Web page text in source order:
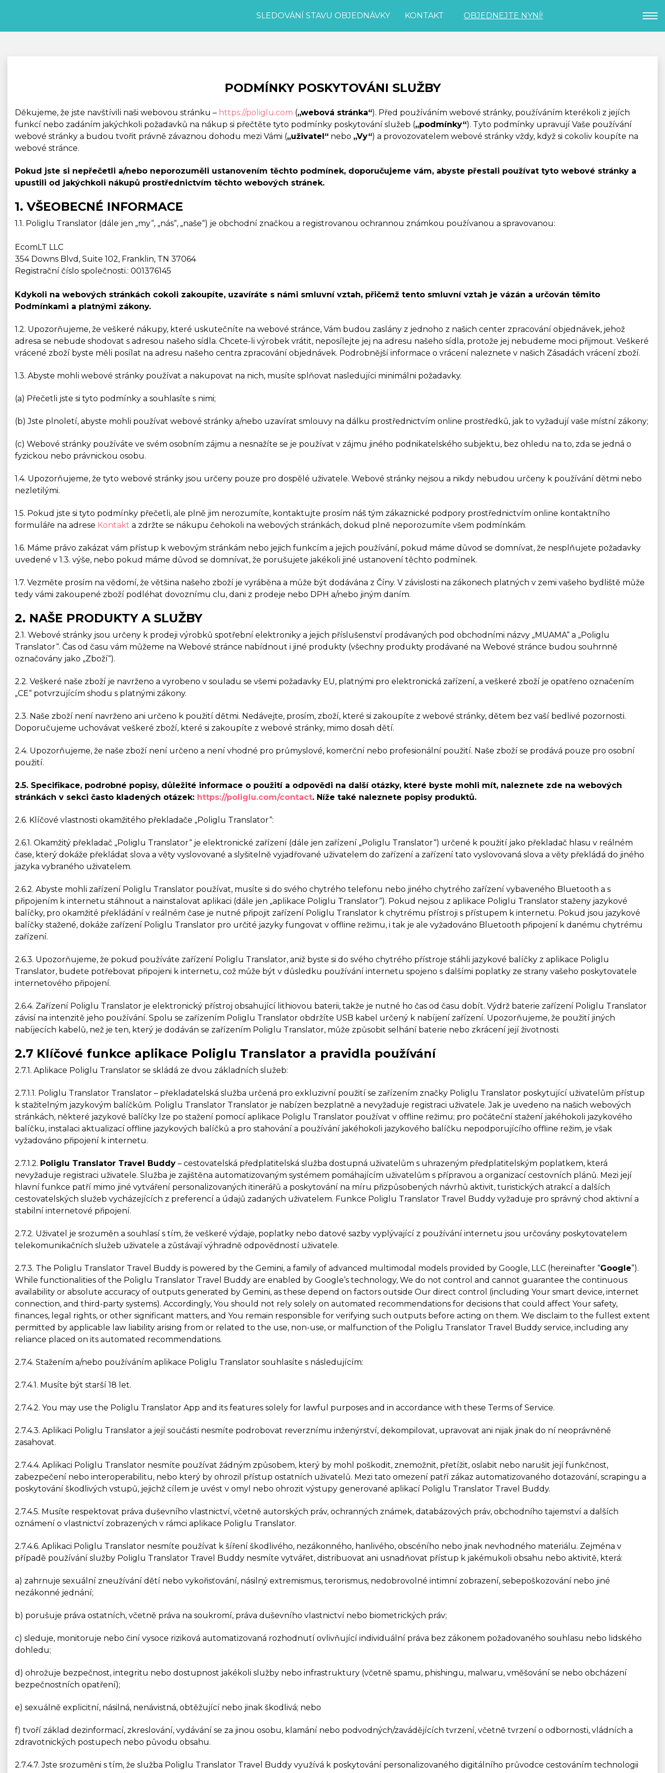
SLEDOVÁNÍ STAVU OBJEDNÁVKY KONTAKT OBJEDNEJTE NYNÍ!
PODMÍNKY POSKYTOVÁNI SLUŽBY
Děkujeme, že jste navštívili naši webovou stránku – https://poliglu.com („webová stránka“). Před používáním webové stránky, používáním kterékoli z jejích
funkcí nebo zadáním jakýchkoli požadavků na nákup si přečtěte tyto podmínky poskytování služeb („podmínky“). Tyto podmínky upravují Vaše používání
webové stránky a budou tvořit právně závaznou dohodu mezi Vámi („uživatel“ nebo „Vy“) a provozovatelem webové stránky vždy, když si cokoliv koupíte na
webové stránce.
Pokud jste si nepřečetli a/nebo neporozuměli ustanovením těchto podmínek, doporučujeme vám, abyste přestali používat tyto webové stránky a
upustili od jakýchkoli nákupů prostřednictvím těchto webových stránek.
1. VŠEOBECNÉ INFORMACE
1.1. Poliglu Translator (dále jen „my“, „nás“, „naše“) je obchodní značkou a registrovanou ochrannou známkou používanou a spravovanou:
EcomLT LLC
354 Downs Blvd, Suite 102, Franklin, TN 37064
Registrační číslo společnosti.: 001376145
Kdykoli na webových stránkách cokoli zakoupíte, uzavíráte s námi smluvní vztah, přičemž tento smluvní vztah je vázán a určován těmito
Podmínkami a platnými zákony.
1.2. Upozorňujeme, že veškeré nákupy, které uskutečníte na webové stránce, Vám budou zaslány z jednoho z našich center zpracování objednávek, jehož
adresa se nebude shodovat s adresou našeho sídla. Chcete-li výrobek vrátit, neposílejte jej na adresu našeho sídla, protože jej nebudeme moci přijmout. Veškeré
vrácené zboží byste měli posílat na adresu našeho centra zpracování objednávek. Podrobnější informace o vrácení naleznete v našich Zásadách vrácení zboží.
1.3. Abyste mohli webové stránky používat a nakupovat na nich, musíte splňovat nasledujíci minimálni požadavky.
(a) Přečetli jste si tyto podmínky a souhlasíte s nimi;
(b) Jste plnoletí, abyste mohli používat webové stránky a/nebo uzavírat smlouvy na dálku prostřednictvím online prostředků, jak to vyžadují vaše místní zákony;
(c) Webové stránky používáte ve svém osobním zájmu a nesnažíte se je používat v zájmu jiného podnikatelského subjektu, bez ohledu na to, zda se jedná o
fyzickou nebo právnickou osobu.
1.4. Upozorňujeme, že tyto webové stránky jsou určeny pouze pro dospělé uživatele. Webové stránky nejsou a nikdy nebudou určeny k používání dětmi nebo
nezletilými.
1.5. Pokud jste si tyto podmínky přečetli, ale plně jim nerozumíte, kontaktujte prosím náš tým zákaznické podpory prostřednictvím online kontaktního
formuláře na adrese Kontakt a zdržte se nákupu čehokoli na webových stránkách, dokud plně neporozumíte všem podmínkám.
1.6. Máme právo zakázat vám přístup k webovým stránkám nebo jejich funkcím a jejich používání, pokud máme důvod se domnívat, že nesplňujete požadavky
uvedené v 1.3. výše, nebo pokud máme důvod se domnívat, že porušujete jakékoli jiné ustanovení těchto podmínek.
1.7. Vezměte prosím na vědomí, že většina našeho zboží je vyráběna a může být dodávána z Číny. V závislosti na zákonech platných v zemi vašeho bydliště může
tedy vámi zakoupené zboží podléhat dovoznímu clu, dani z prodeje nebo DPH a/nebo jiným daním.
2. NAŠE PRODUKTY A SLUŽBY
2.1. Webové stránky jsou určeny k prodeji výrobků spotřební elektroniky a jejich příslušenství prodávaných pod obchodními názvy „MUAMA“ a „Poliglu
Translator“. Čas od času vám můžeme na Webové stránce nabídnout i jiné produkty (všechny produkty prodávané na Webové stránce budou souhrnně
označovány jako „Zboží“).
2.2. Veškeré naše zboží je navrženo a vyrobeno v souladu se všemi požadavky EU, platnými pro elektronická zařízení, a veškeré zboží je opatřeno označením
„CE“ potvrzujícím shodu s platnými zákony.
2.3. Naše zboží není navrženo ani určeno k použití dětmi. Nedávejte, prosím, zboží, které si zakoupíte z webové stránky, dětem bez vaší bedlivé pozornosti.
Doporučujeme uchovávat veškeré zboží, které si zakoupíte z webové stránky, mimo dosah dětí.
2.4. Upozorňujeme, že naše zboží není určeno a není vhodné pro průmyslové, komerční nebo profesionální použití. Naše zboží se prodává pouze pro osobní
použití.
2.5. Specifikace, podrobné popisy, důležité informace o použití a odpovědi na další otázky, které byste mohli mít, naleznete zde na webových
stránkách v sekci často kladených otázek: https://poliglu.com/contact. Níže také naleznete popisy produktů.
2.6. Klíčové vlastnosti okamžitého překladače „Poliglu Translator“:
2.6.1. Okamžitý překladač „Poliglu Translator“ je elektronické zařízení (dále jen zařízení „Poliglu Translator“) určené k použití jako překladač hlasu v reálném
čase, který dokáže překládat slova a věty vyslovované a slyšitelně vyjadřované uživatelem do zařízení a zařízení tato vyslovovaná slova a věty překládá do jiného
jazyka vybraného uživatelem.
2.6.2. Abyste mohli zařízení Poliglu Translator používat, musíte si do svého chytrého telefonu nebo jiného chytrého zařízení vybaveného Bluetooth a s
připojením k internetu stáhnout a nainstalovat aplikaci (dále jen „aplikace Poliglu Translator“). Pokud nejsou z aplikace Poliglu Translator staženy jazykové
balíčky, pro okamžité překládání v reálném čase je nutné připojit zařízení Poliglu Translator k chytrému přístroji s přístupem k internetu. Pokud jsou jazykové
balíčky stažené, dokáže zařízení Poliglu Translator pro určité jazyky fungovat v offline režimu, i tak je ale vyžadováno Bluetooth připojení k danému chytrému
zařízení.
2.6.3. Upozorňujeme, že pokud používáte zařízení Poliglu Translator, aniž byste si do svého chytrého přístroje stáhli jazykové balíčky z aplikace Poliglu
Translator, budete potřebovat připojeni k internetu, což může být v důsledku používání internetu spojeno s dalšími poplatky ze strany vašeho poskytovatele
internetového připojení.
2.6.4. Zařízení Poliglu Translator je elektronický přístroj obsahující lithiovou baterii, takže je nutné ho čas od času dobít. Výdrž baterie zařízení Poliglu Translator
závisí na intenzitě jeho používání. Spolu se zařízením Poliglu Translator obdržíte USB kabel určený k nabíjení zařízení. Upozorňujeme, že použití jiných
nabíjecích kabelů, než je ten, který je dodáván se zařízením Poliglu Translator, může způsobit selhání baterie nebo zkrácení její životnosti.
2.7 Klíčové funkce aplikace Poliglu Translator a pravidla používání
2.7.1. Aplikace Poliglu Translator se skládá ze dvou základních služeb:
2.7.1.1. Poliglu Translator Translator – překladatelská služba určená pro exkluzivní použití se zařízením značky Poliglu Translator poskytující uživatelům přístup
k stažitelným jazykovým balíčkům. Poliglu Translator Translator je nabízen bezplatně a nevyžaduje registraci uživatele. Jak je uvedeno na našich webových
stránkách, některé jazykové balíčky lze po stažení pomocí aplikace Poliglu Translator používat v offline režimu; pro počáteční stažení jakéhokoli jazykového
balíčku, instalaci aktualizací offline jazykových balíčků a pro stahování a používání jakéhokoli jazykového balíčku nepodporujícího offline režim, je však
vyžadováno připojení k internetu.
2.7.1.2. Poliglu Translator Travel Buddy – cestovatelská předplatitelská služba dostupná uživatelům s uhrazeným předplatitelským poplatkem, která
nevyžaduje registraci uživatele. Služba je zajištěna automatizovaným systémem pomáhajícím uživatelům s přípravou a organizací cestovních plánů. Mezi její
hlavní funkce patří mimo jiné vytváření personalizovaných itinerářů a poskytování na míru přizpůsobených návrhů aktivit, turistických atrakcí a dalších
cestovatelských služeb vycházejících z preferencí a údajů zadaných uživatelem. Funkce Poliglu Translator Travel Buddy vyžaduje pro správný chod aktivní a
stabilní internetové připojení.
2.7.2. Uživatel je srozuměn a souhlasí s tím, že veškeré výdaje, poplatky nebo datové sazby vyplývající z používání internetu jsou určovány poskytovatelem
telekomunikačních služeb uživatele a zůstávají výhradně odpovědností uživatele.
2.7.3. The Poliglu Translator Travel Buddy is powered by the Gemini, a family of advanced multimodal models provided by Google, LLC (hereinafter “Google”).
While functionalities of the Poliglu Translator Travel Buddy are enabled by Google’s technology, We do not control and cannot guarantee the continuous
availability or absolute accuracy of outputs generated by Gemini, as these depend on factors outside Our direct control (including Your smart device, internet
connection, and third-party systems). Accordingly, You should not rely solely on automated recommendations for decisions that could affect Your safety,
finances, legal rights, or other significant matters, and You remain responsible for verifying such outputs before acting on them. We disclaim to the fullest extent
permitted by applicable law liability arising from or related to the use, non-use, or malfunction of the Poliglu Translator Travel Buddy service, including any
reliance placed on its automated recommendations.
2.7.4. Stažením a/nebo používáním aplikace Poliglu Translator souhlasíte s následujícím:
2.7.4.1. Musíte být starší 18 let.
2.7.4.2. You may use the Poliglu Translator App and its features solely for lawful purposes and in accordance with these Terms of Service.
2.7.4.3. Aplikaci Poliglu Translator a její součásti nesmíte podrobovat reverznímu inženýrství, dekompilovat, upravovat ani nijak jinak do ní neoprávněně
zasahovat.
2.7.4.4. Aplikaci Poliglu Translator nesmíte používat žádným způsobem, který by mohl poškodit, znemožnit, přetížit, oslabit nebo narušit její funkčnost,
zabezpečení nebo interoperabilitu, nebo který by ohrozil přístup ostatních uživatelů. Mezi tato omezení patří zákaz automatizovaného dotazování, scrapingu a
poskytování škodlivých vstupů, jejichž cílem je uvést v omyl nebo ohrozit výstupy generované aplikací Poliglu Translator Travel Buddy.
2.7.4.5. Musíte respektovat práva duševního vlastnictví, včetně autorských práv, ochranných známek, databázových práv, obchodního tajemství a dalších
oznámení o vlastnictví zobrazených v rámci aplikace Poliglu Translator.
2.7.4.6. Aplikaci Poliglu Translator nesmíte používat k šíření škodlivého, nezákonného, hanlivého, obscéního nebo jinak nevhodného materiálu. Zejména v
případě používání služby Poliglu Translator Travel Buddy nesmíte vytvářet, distribuovat ani usnadňovat přístup k jakémukoli obsahu nebo aktivitě, která:
a) zahrnuje sexuální zneužívání dětí nebo vykořisťování, násilný extremismus, terorismus, nedobrovolné intimní zobrazení, sebepoškozování nebo jiné
nezákonné jednání;
b) porušuje práva ostatních, včetně práva na soukromí, práva duševního vlastnictví nebo biometrických práv;
c) sleduje, monitoruje nebo činí vysoce riziková automatizovaná rozhodnutí ovlivňující individuální práva bez zákonem požadovaného souhlasu nebo lidského
dohledu;
d) ohrožuje bezpečnost, integritu nebo dostupnost jakékoli služby nebo infrastruktury (včetně spamu, phishingu, malwaru, vměšování se nebo obcházení
bezpečnostních opatření);
e) sexuálně explicitní, násilná, nenávistná, obtěžující nebo jinak škodlivá; nebo
f) tvoří základ dezinformací, zkreslování, vydávání se za jinou osobu, klamání nebo podvodných/zavádějících tvrzení, včetně tvrzení o odbornosti, vládních a
zdravotnických postupech nebo původu obsahu.
2.7.4.7. Jste srozuměni s tím, že služba Poliglu Translator Travel Buddy využívá k poskytování personalizovaného digitálního průvodce cestováním technologii